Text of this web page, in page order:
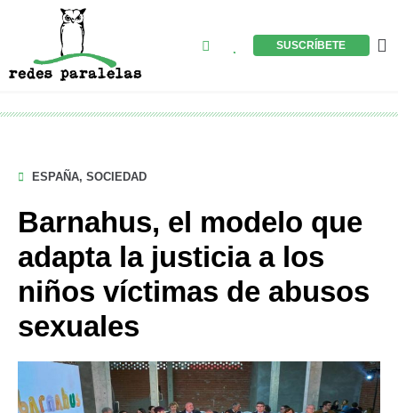
BuscarSUSCRÍBETE
ESPAÑA, SOCIEDAD
Barnahus, el modelo que
adapta la justicia a los
niños víctimas de abusos
sexuales